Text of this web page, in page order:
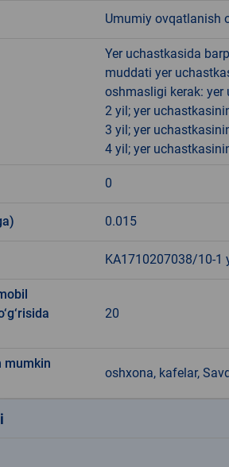
Umumiy ovqatlanish
Yer uchastkasida
muddati yer
oshmasligi kerak: yer
2 yil; yer
3 yil; yer
4 yil; yer
0
0.015
KA1710207038/10-1
20
mumkin
oshxona, kafelar,